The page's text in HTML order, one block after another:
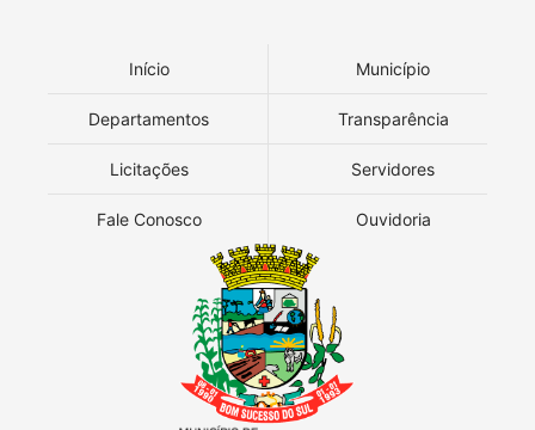
Início Município
Departamentos Transparência
Licitações Servidores
Fale Conosco Ouvidoria